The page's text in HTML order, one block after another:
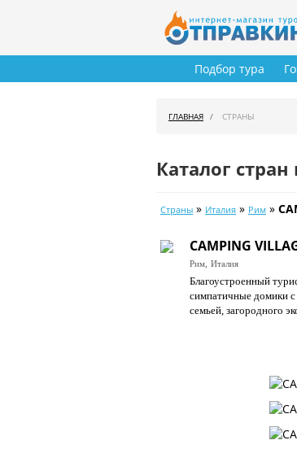
Подбор тура
ГЛАВНАЯ СТРАНЫ
Каталог
Страны » Италия » Рим »
CAMPING
Рим, Италия
Благоустроенный
симпатичные домики
семьей, загородного